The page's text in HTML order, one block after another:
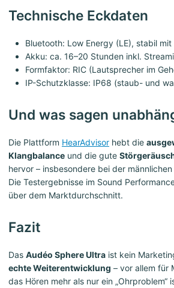
Technische Eckdaten
Bluetooth: Low Energy (LE), stabil mit
Akku: ca. 16–20 Stunden inkl.
Formfaktor: RIC (Lautsprecher im
IP-Schutzklasse: IP68 (staub- und
Und was sagen
Die Plattform HearAdvisor hebt die
Klangbalance und die gute
hervor – insbesondere bei der
Die Testergebnisse im Sound
über dem Marktdurchschnitt.
Fazit
Das Audéo Sphere Ultra ist kein
echte Weiterentwicklung – vor allem für
das Hören mehr als nur ein „Ohrproblem“